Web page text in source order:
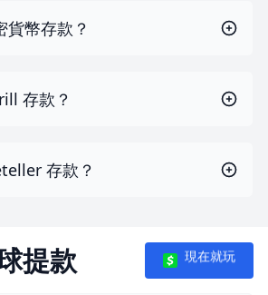
貨幣存款？
存款？
存款？
提款 現在就玩